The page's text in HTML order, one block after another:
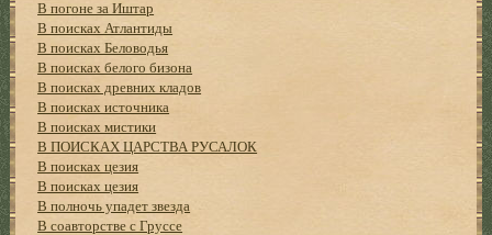
В погоне за Иштар
В поисках Атлантиды
В поисках Беловодья
В поисках белого бизона
В поисках древних кладов
В поисках источника
В поисках мистики
В ПОИСКАХ ЦАРСТВА РУСАЛОК
В поисках цезия
В поисках цезия
В полночь упадет звезда
В соавторстве с Груссе